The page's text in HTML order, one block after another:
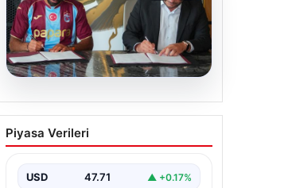
06.08.2026
Trabzonspor Salah’ın
maliyetini açıkladı!
Piyasa Verileri
USD 47.71 ▲ +0.17%